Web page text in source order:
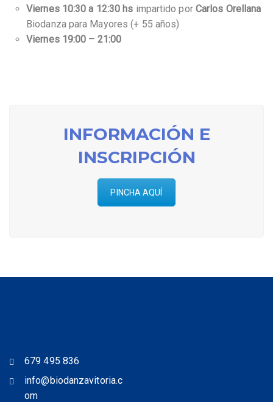
Viernes 10:30 a 12:30 hs impartido por Carlos Orellana
Biodanza para Mayores (+ 55 años)
Viernes 19:00 – 21:00
INFORMACIÓN E
INSCRIPCIÓN
PINCHA AQUÍ
679 495 836
info@biodanzavitoria.c
om